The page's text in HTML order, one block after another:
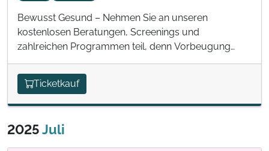
Bewusst Gesund – Nehmen Sie an unseren
kostenlosen Beratungen, Screenings und
zahlreichen Programmen teil, denn Vorbeugung
kann man nie früh genug beginnen!
Ticketkauf
2025Juli